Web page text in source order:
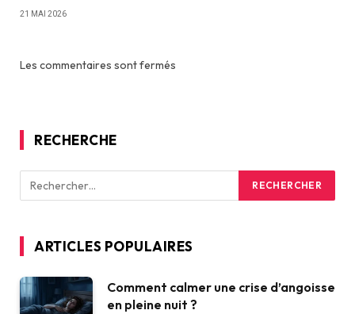
21 MAI 2026
Les commentaires sont fermés
RECHERCHE
ARTICLES POPULAIRES
Comment calmer une crise d’angoisse
en pleine nuit ?